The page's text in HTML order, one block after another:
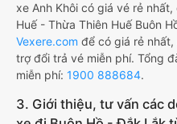
xe Anh Khôi có giá vé rẻ
Huế - Thừa Thiên Huế Buôn
Vexere.com để có giá rẻ
trợ đổi trả vé miễn phí. Tổng
miễn phí: 1900 888684.
3. Giới thiệu, tư vấn các